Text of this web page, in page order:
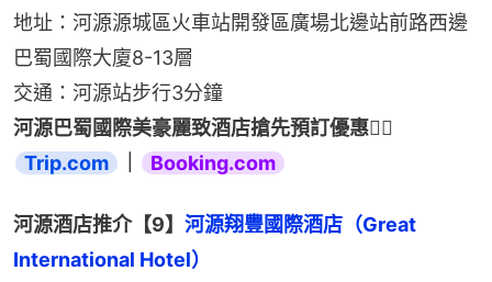
地址：河源源城區火車站開發區廣場北邊站前路西邊
巴蜀國際大廈8-13層
交通：河源站步行3分鐘
Trip.com
Booking.com
河源酒店推介【9】 河源翔豐國際酒店（Great
International Hotel）